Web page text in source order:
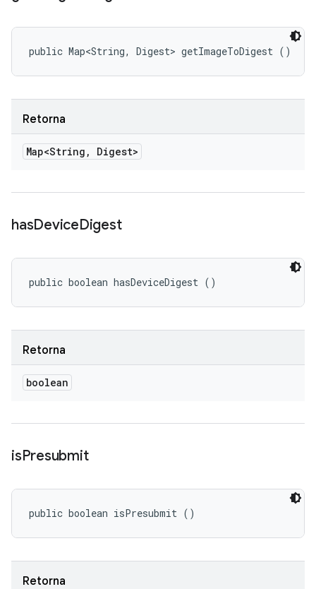
public Map<String, Digest> getImageToDigest ()
Retorna
Map<String , Digest>
hasDeviceDigest
public boolean hasDeviceDigest ()
Retorna
boolean
isPresubmit
public boolean isPresubmit ()
Retorna